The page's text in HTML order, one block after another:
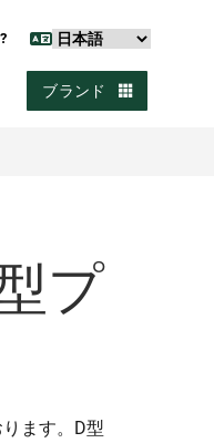
ブランド
プ
ます。D型